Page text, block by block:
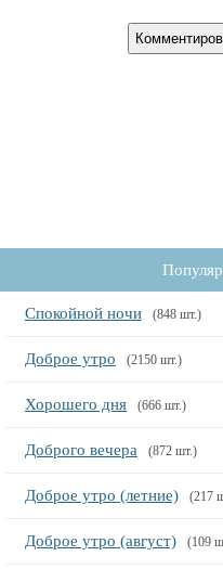
Спокойной ночи (848 шт.)
Доброе утро (2150 шт.)
Хорошего дня (666 шт.)
Доброго вечера (872 шт.)
Доброе утро (летние) (217
Доброе утро (август) (109